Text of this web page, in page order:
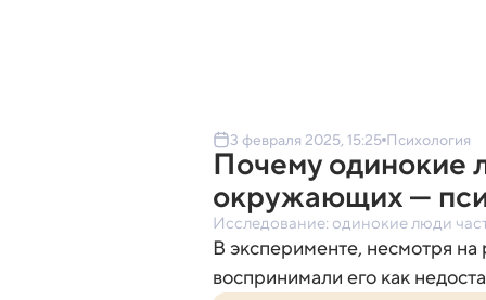
3 февраля 2025, 15:25 Психология
Почему одинокие
окружающих —
Исследование: одинокие люди
В эксперименте, несмотря
воспринимали его как